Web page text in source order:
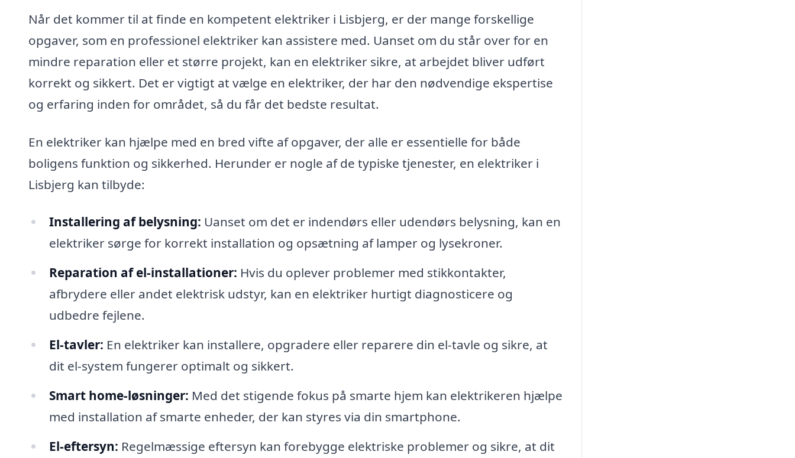
Når det kommer til at finde en kompetent elektriker i Lisbjerg, er der mange forskellige
opgaver, som en professionel elektriker kan assistere med. Uanset om du står over for en
mindre reparation eller et større projekt, kan en elektriker sikre, at arbejdet bliver udført
korrekt og sikkert. Det er vigtigt at vælge en elektriker, der har den nødvendige ekspertise
og erfaring inden for området, så du får det bedste resultat.
En elektriker kan hjælpe med en bred vifte af opgaver, der alle er essentielle for både
boligens funktion og sikkerhed. Herunder er nogle af de typiske tjenester, en elektriker i
Lisbjerg kan tilbyde:
Installering af belysning: Uanset om det er indendørs eller udendørs belysning, kan en
elektriker sørge for korrekt installation og opsætning af lamper og lysekroner.
Reparation af el-installationer: Hvis du oplever problemer med stikkontakter,
afbrydere eller andet elektrisk udstyr, kan en elektriker hurtigt diagnosticere og
udbedre fejlene.
El-tavler: En elektriker kan installere, opgradere eller reparere din el-tavle og sikre, at
dit el-system fungerer optimalt og sikkert.
Smart home-løsninger: Med det stigende fokus på smarte hjem kan elektrikeren hjælpe
med installation af smarte enheder, der kan styres via din smartphone.
El-eftersyn: Regelmæssige eftersyn kan forebygge elektriske problemer og sikre, at dit